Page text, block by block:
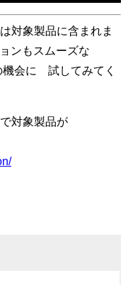
対象製品に含まれま
ンもスムーズな
機会に 試してみてく
対象製品が